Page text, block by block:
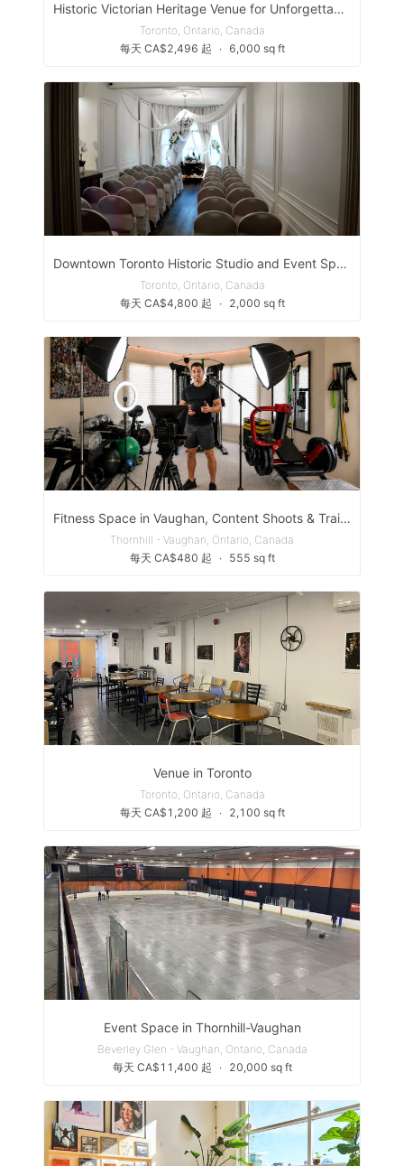
Historic Victorian Heritage Venue for Unforgettable Events
Toronto, Ontario, Canada
每天 CA$2,496 起
∙ 6,000 sq ft
Downtown Toronto Historic Studio and Event Space
Toronto, Ontario, Canada
每天 CA$4,800 起
∙ 2,000 sq ft
Fitness Space in Vaughan, Content Shoots & Training
Thornhill - Vaughan, Ontario, Canada
每天 CA$480 起
∙ 555 sq ft
Venue in Toronto
Toronto, Ontario, Canada
每天 CA$1,200 起
∙ 2,100 sq ft
Event Space in Thornhill-Vaughan
Beverley Glen - Vaughan, Ontario, Canada
每天 CA$11,400 起
∙ 20,000 sq ft